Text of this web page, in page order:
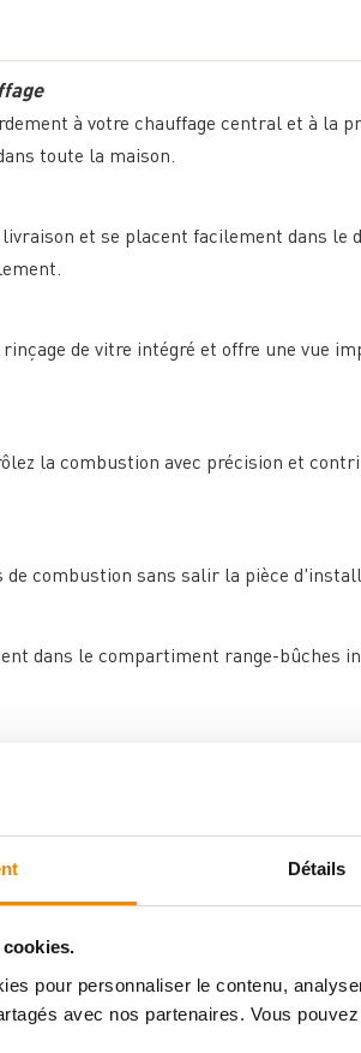
Détails
pour personnaliser le contenu,
avec nos partenaires. Vous
à votre chauffage central et à la
toute la maison.
et se placent facilement dans le
de vitre intégré et offre une vue
la combustion avec précision et
de combustion sans salir la pièce
dans le compartiment range-bûches
noir aux lignes épurées et au design
pour le chauffage d'espaces
de 1388 x 525 x 401 mm, il
porteur en raison de son poids de 202
retirer l'habillage en acier à l'arrière.
ainsi que les purgeurs sont